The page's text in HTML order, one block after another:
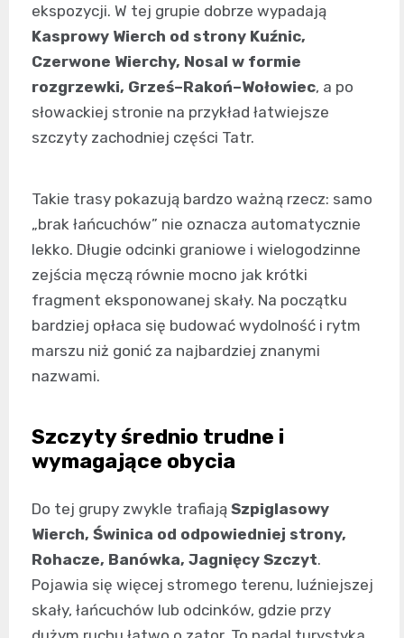
ekspozycji. W tej grupie dobrze wypadają
Kasprowy Wierch od strony Kuźnic,
Czerwone Wierchy, Nosal w formie
rozgrzewki, Grześ–Rakoń–Wołowiec, a po
słowackiej stronie na przykład łatwiejsze
szczyty zachodniej części Tatr.
Takie trasy pokazują bardzo ważną rzecz: samo
„brak łańcuchów” nie oznacza automatycznie
lekko. Długie odcinki graniowe i wielogodzinne
zejścia męczą równie mocno jak krótki
fragment eksponowanej skały. Na początku
bardziej opłaca się budować wydolność i rytm
marszu niż gonić za najbardziej znanymi
nazwami.
Szczyty średnio trudne i
wymagające obycia
Do tej grupy zwykle trafiają Szpiglasowy
Wierch, Świnica od odpowiedniej strony,
Rohacze, Banówka, Jagnięcy Szczyt.
Pojawia się więcej stromego terenu, luźniejszej
skały, łańcuchów lub odcinków, gdzie przy